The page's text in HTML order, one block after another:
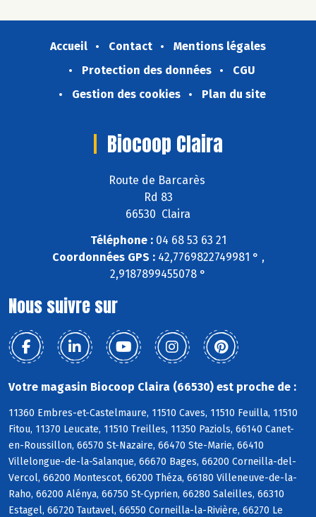
Accueil Contact
Mentions légales
Protection des données
CGU
Gestion des cookies
Plan du site
Biocoop Claira
Route de Barcarès
Rd 83
66530 Claira
Téléphone :04 68 53 63 21
Coordonnées GPS :42,7769822749981 ° ,
2,9187899455078 °
Nous suivre sur
Votre magasin Biocoop Claira (66530) est proche de :
11360 Embres-et-Castelmaure, 11510 Caves, 11510 Feuilla, 11510
Fitou, 11370 Leucate, 11510 Treilles, 11350 Paziols, 66140 Canet-
en-Roussillon, 66570 St-Nazaire, 66470 Ste-Marie, 66410
Villelongue-de-la-Salanque, 66670 Bages, 66200 Corneilla-del-
Vercol, 66200 Montescot, 66200 Théza, 66180 Villeneuve-de-la-
Raho, 66200 Alénya, 66750 St-Cyprien, 66280 Saleilles, 66310
Estagel, 66720 Tautavel, 66550 Corneilla-la-Rivière, 66270 Le